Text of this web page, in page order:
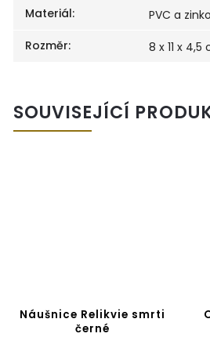
Materiál:
PVC a
Rozměr: 8 x 11 x 4,5
SOUVISEJÍCÍ
Náušnice Relikvie smrti
černé